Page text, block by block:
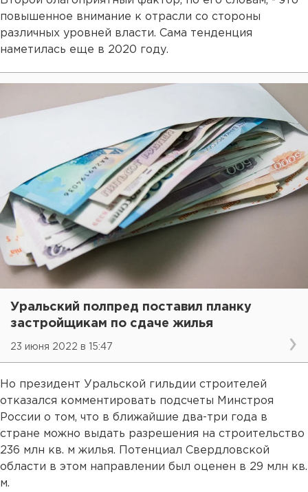
повышенное внимание к отрасли со стороны
различных уровней власти. Сама тенденция
наметилась еще в 2020 году.
Уральский полпред поставил планку
застройщикам по сдаче жилья
23 июня 2022 в 15:47
Но президент Уральской гильдии строителей
отказался комментировать подсчеты Минстроя
России о том, что в ближайшие два-три года в
стране можно выдать разрешения на строительство
236 млн кв. м жилья. Потенциал Свердловской
области в этом направлении был оценен в 29 млн кв.
м.